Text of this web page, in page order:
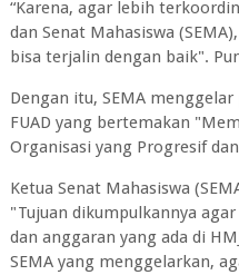
“Karena, agar lebih
dan Senat Mahasiswa
bisa terjalin dengan baik".
Dengan itu, SEMA
FUAD yang bertemakan
Organisasi yang Progresif
Ketua Senat Mahasiswa
"Tujuan dikumpulkannya
dan anggaran yang ada di
SEMA yang menggelarkan,